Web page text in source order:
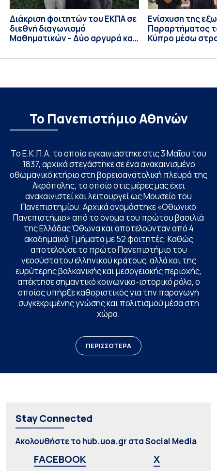
Διάκριση φοιτητών του ΕΚΠΑ σε
διεθνή διαγωνισμό
Μαθηματικών – Δύο αργυρά και
Ενίσχυση της
Παραρτήματος
Κύπρο μέσω
Το Πανεπιστήμιο Αθηνών
Το Ε.Κ.Π.Α. το οποίο εγκαινιάστηκε στις 3 Μαΐου του
1837, αρχικά στεγάστηκε σε ένα ανακαινισμένο
οθωμανικό κτήριο στη βορειοανατολική πλευρά της
Ακρόπολης, το οποίο στις μέρες μας έχει
ανακαινιστεί και λειτουργεί ως Μουσείο του
Πανεπιστημίου. Αρχικά ονομάστηκε «Οθωνικό
Πανεπιστήμιο» από το όνομα του πρώτου βασιλιά
της Ελλάδας Όθωνα και αποτελούνταν από 4
ακαδημαϊκά Τμήματα με 52 φοιτητές. Καθώς
αποτελούσε το πρώτο Πανεπιστήμιο του
νεοσύστατου ελληνικού κράτους, αλλά και της
ευρύτερης βαλκανικής και μεσογειακής περιοχής,
απέκτησε σημαντικό κοινωνικο-ιστορικό ρόλο, ο
οποίος υπήρξε καθοριστικός για την παραγωγή
συγκεκριμένης γνώσης και πολιτισμού μέσα στη
χώρα.
ΠΕΡΙΣΣΟΤΕΡΑ
Stay Connected
Ακολουθήστε το hub.uoa.gr στα Social Media
FACEBOOK
X